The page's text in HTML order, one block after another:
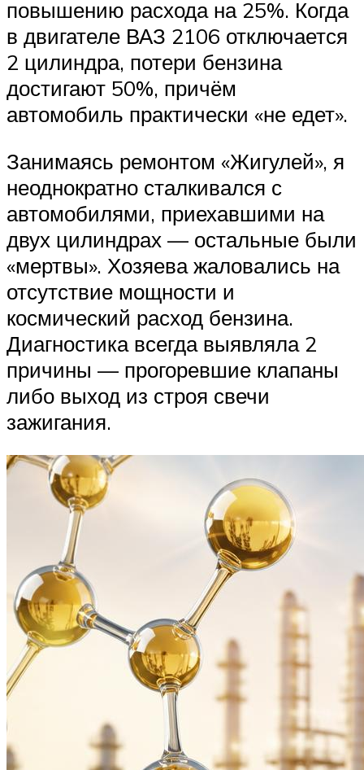
повышению расхода на 25%. Когда
в двигателе ВАЗ 2106 отключается
2 цилиндра, потери бензина
достигают 50%, причём
автомобиль практически «не едет».
Занимаясь ремонтом «Жигулей», я
неоднократно сталкивался с
автомобилями, приехавшими на
двух цилиндрах — остальные были
«мертвы». Хозяева жаловались на
отсутствие мощности и
космический расход бензина.
Диагностика всегда выявляла 2
причины — прогоревшие клапаны
либо выход из строя свечи
зажигания.